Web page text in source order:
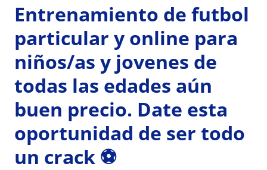
Entrenamiento de futbol
particular y online para
niños/as y jovenes de
todas las edades aún
buen precio. Date esta
oportunidad de ser todo
un crack ⚽